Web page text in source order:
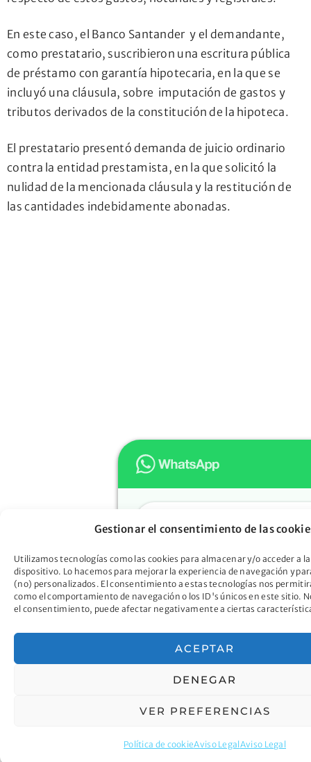
Gestionar el consentimiento de las
Utilizamos tecnologías como las cookies para almacenar y/o acceder a
dispositivo. Lo hacemos para mejorar la experiencia de navegación y
(no) personalizados. El consentimiento a estas tecnologías nos
como el comportamiento de navegación o los ID's únicos en este sitio.
el consentimiento, puede afectar negativamente a ciertas
ACEPTAR
DENEGAR
VER PREFERENCIAS
Política de cookieAviso LegalAviso Legal
En este caso, el Banco Santander y el demandante,
como prestatario, suscribieron una escritura pública
de préstamo con garantía hipotecaria, en la que se
incluyó una cláusula, sobre imputación de gastos y
tributos derivados de la constitución de la hipoteca.
El prestatario presentó demanda de juicio ordinario
contra la entidad prestamista, en la que solicitó la
nulidad de la mencionada cláusula y la restitución de
las cantidades indebidamente abonadas.
Hola
Oportunidad. ¿En qué
ayudarte?
Descubre cómo la Ley de
Oportunidad puede liberarte
deudas y abrir nuevas
futuro mejor
¡Hablemos ahora!